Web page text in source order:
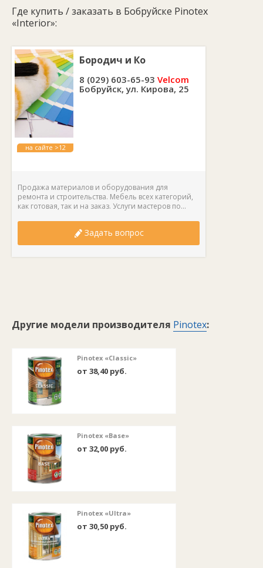
Экологичная декоративная пропитка на водной основе
Pinotex «Interior» применяется для внутренней отделки
деревянных поверхностей. Для получения нужного
Продукт образует матовую пленку, которая характеризуется
высокой устойчивостью к возникновению царапин. Она также
обладает улучшенными грязе- и водоотталкивающими
свойствами. Состав глубоко проникает в структуру основания.
Где купить / заказать в Бобруйске Pinotex
«Interior»:
на сайте >12
Бородич и Ко
8 (029) 603-65-93 Velcom
Бобруйск, ул. Кирова, 25
Продажа материалов и оборудования для
ремонта и строительства. Мебель всех категорий,
как готовая, так и на заказ. Услуги мастеров по...
Задать вопрос
Другие модели производителя Pinotex:
Pinotex «Classic»
от 38,40 руб.
Pinotex «Base»
от 32,00 руб.
Pinotex «Ultra»
от 30,50 руб.